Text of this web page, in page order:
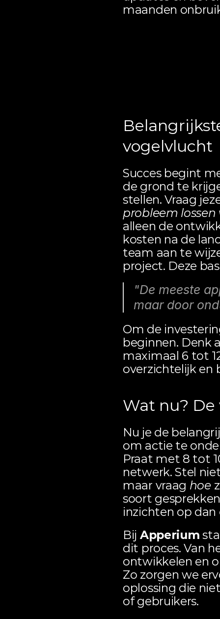
maanden
vogelvlucht
Succes begint
de grond te
stellen. Vraag
probleem lossen
alleen de
kosten na de
team aan te
project. Deze
"De meeste
maar door
Om de
beginnen. Denk
maximaal 6 tot
overzichtelijk en
Wat nu?
Nu je de
om actie te
Praat met 8 tot
netwerk. Stel
maar vraag hoe
soort
inzichten op dan
Bij Apperium
dit proces. Van
ontwikkelen en
Zo zorgen we
oplossing die
of gebruikers.